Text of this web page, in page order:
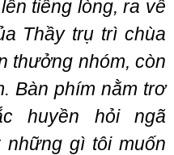
tiếng lòng, ra về
Thầy trụ trì chùa
thưởng nhóm, còn
Bàn phím nằm trơ
huyền hỏi ngã
những gì tôi muốn